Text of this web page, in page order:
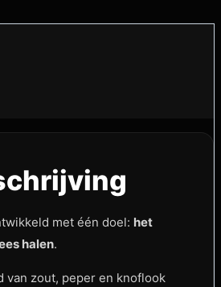
met één doel: het
halen.
van zout, peper en knoflook